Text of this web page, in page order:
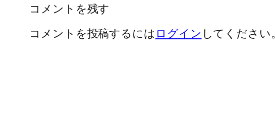
コメントを残す
コメントを投稿するには ログイン してください。